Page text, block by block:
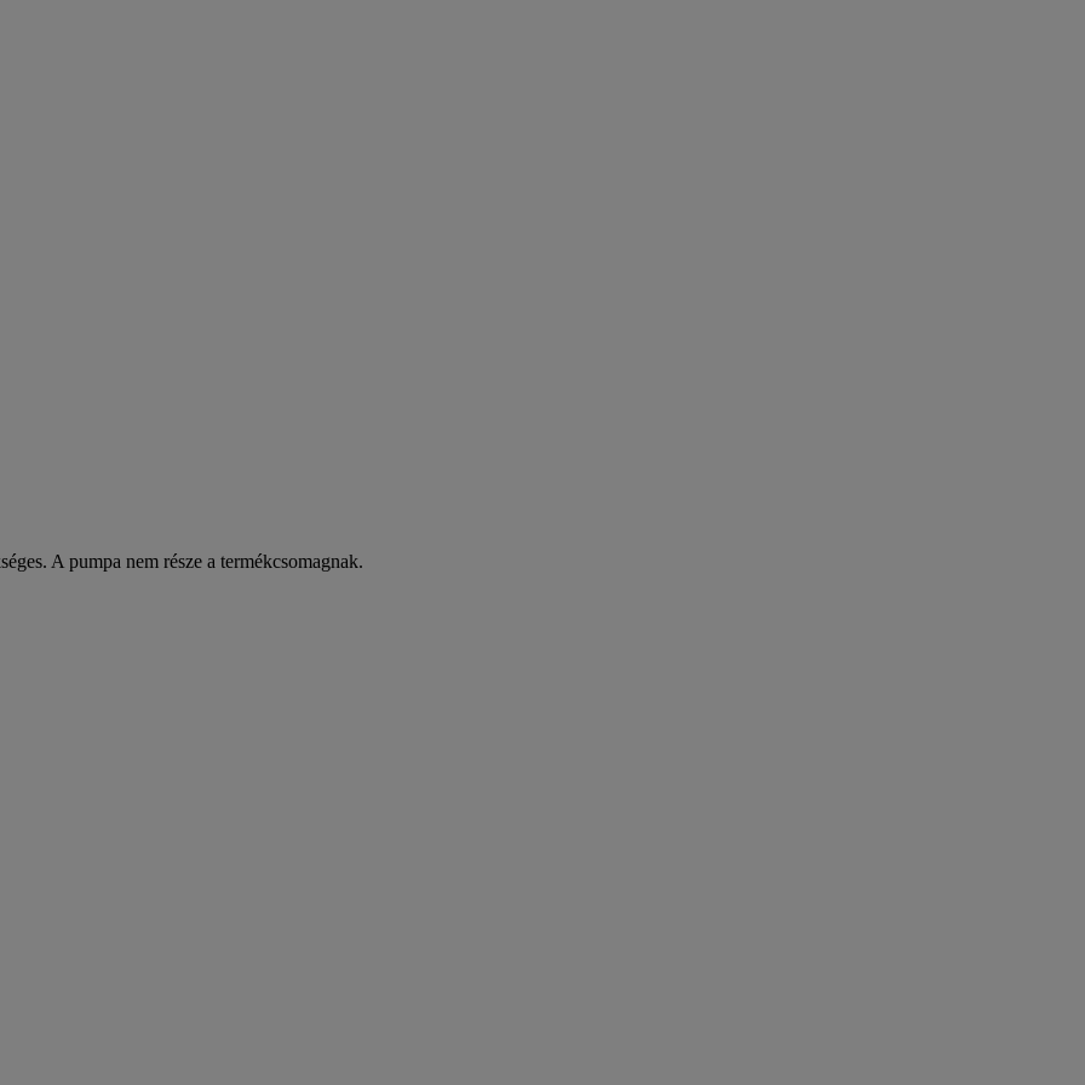
A pumpa nem része a termékcsomagnak.